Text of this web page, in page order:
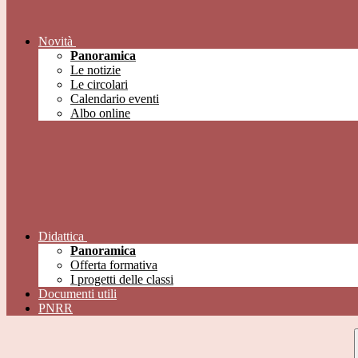
Novità
Panoramica
Le notizie
Le circolari
Calendario eventi
Albo online
Didattica
Panoramica
Offerta formativa
I progetti delle classi
Documenti utili
PNRR